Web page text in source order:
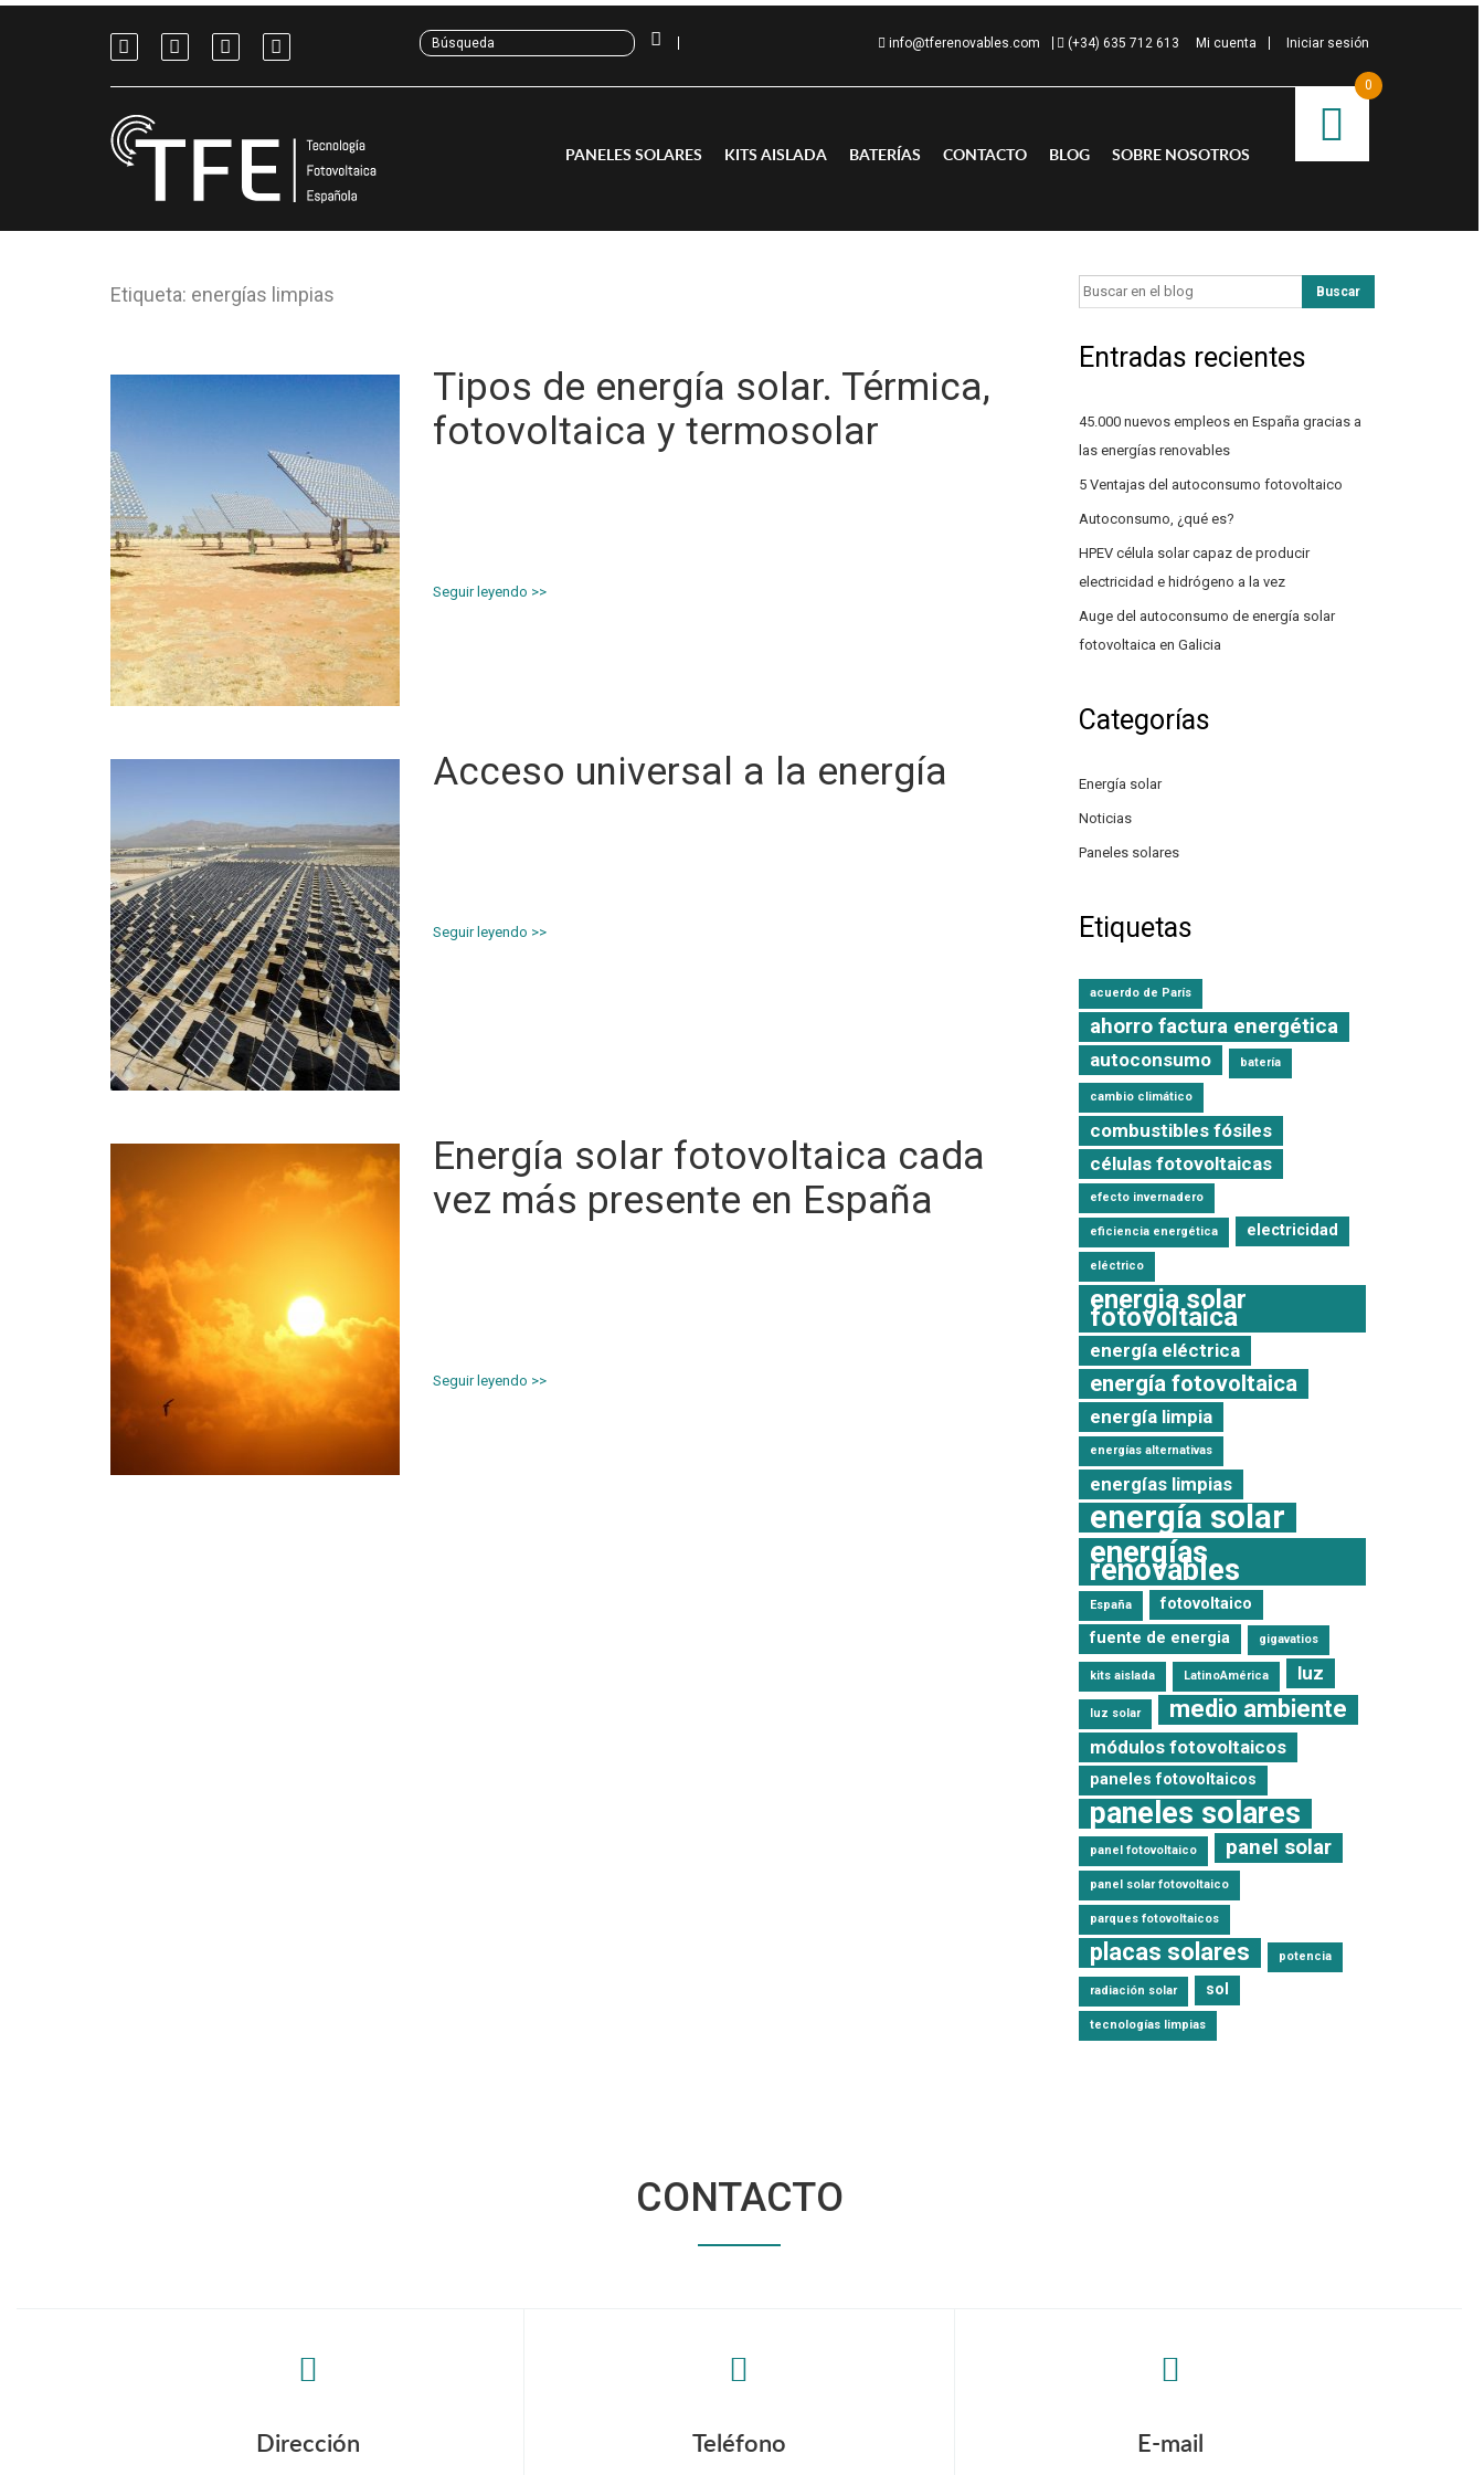
info@tferenovables.com (+34) 635 712 613 Mi cuenta Iniciar sesión
0
PANELES SOLARES KITS AISLADA BATERÍAS CONTACTO BLOG SOBRE NOSOTROS
Etiqueta: energías limpias
Tipos de energía solar. Térmica,
fotovoltaica y termosolar
Seguir leyendo
Acceso universal a la energía
Seguir leyendo
Energía solar fotovoltaica cada
vez más presente en España
Seguir leyendo
Entradas recientes
45.000 nuevos empleos en España gracias a
las energías renovables
5 Ventajas del autoconsumo fotovoltaico
Autoconsumo, ¿qué es?
HPEV célula solar capaz de producir
electricidad e hidrógeno a la vez
Auge del autoconsumo de energía solar
fotovoltaica en Galicia
Categorías
Energía solar
Noticias
Paneles solares
Etiquetas
acuerdo de París
ahorro factura energética
autoconsumo batería
cambio climático
combustibles fósiles
células fotovoltaicas
efecto invernadero
eficiencia energética electricidad
eléctrico
energia solar
fotovoltaica
energía eléctrica
energía fotovoltaica
energía limpia
energías alternativas
energías limpias
energía solar
energías
renovables
España
fotovoltaico
fuente de energia
gigavatios
kits aislada LatinoAmérica luz
luz solar medio ambiente
módulos fotovoltaicos
paneles fotovoltaicos
paneles solares
panel fotovoltaico panel solar
panel solar fotovoltaico
parques fotovoltaicos
placas solares potencia
radiación solar sol
tecnologías limpias
CONTACTO
Dirección Teléfono E-mail